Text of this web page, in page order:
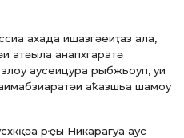
ахада ишазгәеиҭаз ала,
атәыла анапхгаратә
аусеицура рыбжьоуп, уи
аҟазшьа шамоу
рҿы Никарагуа аус